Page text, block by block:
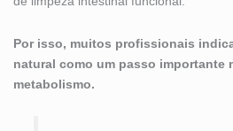
Por isso, muitos profissionais
natural como um passo importante
metabolismo.